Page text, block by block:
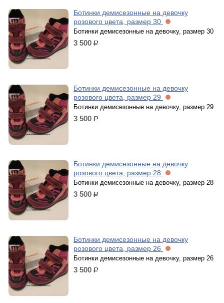
Ботинки демисезонные на девочку
розового цвета, размер 30
Ботинки демисезонные на девочку, размер 30
3 500 р.
Ботинки демисезонные на девочку
розового цвета, размер 29
Ботинки демисезонные на девочку, размер 29
3 500 р.
Ботинки демисезонные на девочку
розового цвета, размер 28
Ботинки демисезонные на девочку, размер 28
3 500 р.
Ботинки демисезонные на девочку
розового цвета, размер 26
Ботинки демисезонные на девочку, размер 26
3 500 р.